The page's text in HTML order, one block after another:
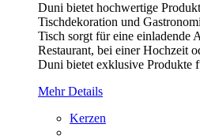
Duni bietet hochwertige
Tischdekoration und
Tisch sorgt für eine einladende
Restaurant, bei einer Hochzeit
Duni bietet exklusive Produkte
Mehr Details
Kerzen